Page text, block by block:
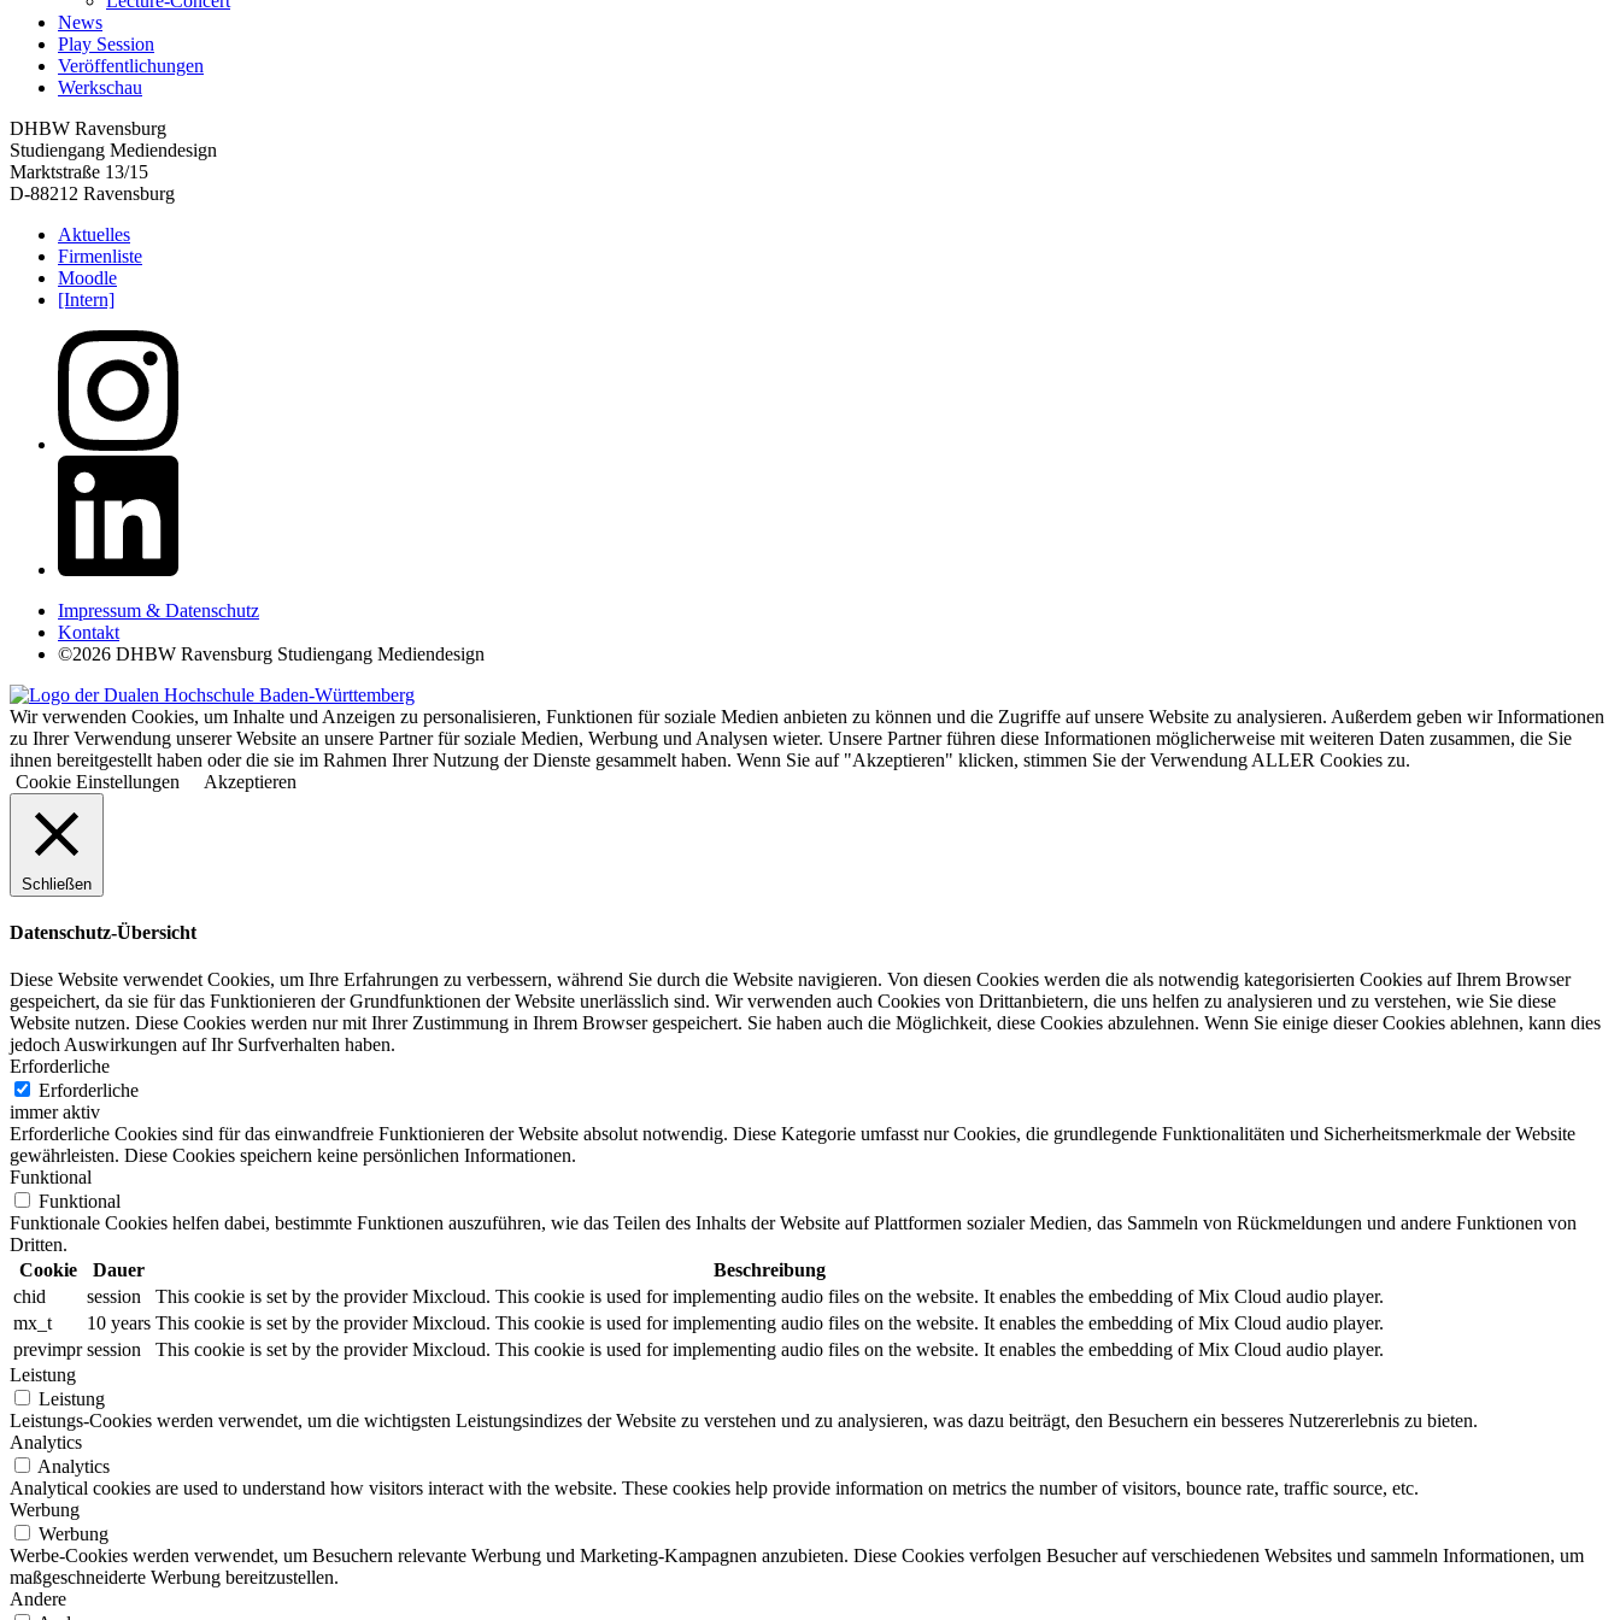
News
Play Session
Veröffentlichungen
Werkschau
DHBW Ravensburg
Studiengang Mediendesign
Marktstraße 13/15
D-88212 Ravensburg
Aktuelles
Firmenliste
Moodle
[Intern]
Impressum & Datenschutz
Kontakt
©2026 DHBW Ravensburg Studiengang Mediendesign
Wir verwenden Cookies, um Inhalte und Anzeigen zu personalisieren, Funktionen für soziale Medien anbieten zu können und die Zugriffe auf unsere Website zu analysieren. Außerdem geben wir Informationen
zu Ihrer Verwendung unserer Website an unsere Partner für soziale Medien, Werbung und Analysen wieter. Unsere Partner führen diese Informationen möglicherweise mit weiteren Daten zusammen, die Sie
ihnen bereitgestellt haben oder die sie im Rahmen Ihrer Nutzung der Dienste gesammelt haben. Wenn Sie auf "Akzeptieren" klicken, stimmen Sie der Verwendung ALLER Cookies zu.
Cookie Einstellungen
Akzeptieren
Schließen
Datenschutz-Übersicht
Diese Website verwendet Cookies, um Ihre Erfahrungen zu verbessern, während Sie durch die Website navigieren. Von diesen Cookies werden die als notwendig kategorisierten Cookies auf Ihrem Browser
gespeichert, da sie für das Funktionieren der Grundfunktionen der Website unerlässlich sind. Wir verwenden auch Cookies von Drittanbietern, die uns helfen zu analysieren und zu verstehen, wie Sie diese
Website nutzen. Diese Cookies werden nur mit Ihrer Zustimmung in Ihrem Browser gespeichert. Sie haben auch die Möglichkeit, diese Cookies abzulehnen. Wenn Sie einige dieser Cookies ablehnen, kann dies
jedoch Auswirkungen auf Ihr Surfverhalten haben.
Erforderliche
Erforderliche
immer aktiv
Erforderliche Cookies sind für das einwandfreie Funktionieren der Website absolut notwendig. Diese Kategorie umfasst nur Cookies, die grundlegende Funktionalitäten und Sicherheitsmerkmale der Website
gewährleisten. Diese Cookies speichern keine persönlichen Informationen.
Funktional
Funktional
Funktionale Cookies helfen dabei, bestimmte Funktionen auszuführen, wie das Teilen des Inhalts der Website auf Plattformen sozialer Medien, das Sammeln von Rückmeldungen und andere Funktionen von
Dritten.
Cookie
Dauer
Beschreibung
chid
session
This cookie is set by the provider Mixcloud. This cookie is used for implementing audio files on the website. It enables the embedding of Mix Cloud audio player.
mx_t
10 years This cookie is set by the provider Mixcloud. This cookie is used for implementing audio files on the website. It enables the embedding of Mix Cloud audio player.
previmpr session
This cookie is set by the provider Mixcloud. This cookie is used for implementing audio files on the website. It enables the embedding of Mix Cloud audio player.
Leistung
Leistung
Leistungs-Cookies werden verwendet, um die wichtigsten Leistungsindizes der Website zu verstehen und zu analysieren, was dazu beiträgt, den Besuchern ein besseres Nutzererlebnis zu bieten.
Analytics
Analytics
Analytical cookies are used to understand how visitors interact with the website. These cookies help provide information on metrics the number of visitors, bounce rate, traffic source, etc.
Werbung
Werbung
Werbe-Cookies werden verwendet, um Besuchern relevante Werbung und Marketing-Kampagnen anzubieten. Diese Cookies verfolgen Besucher auf verschiedenen Websites und sammeln Informationen, um
maßgeschneiderte Werbung bereitzustellen.
Andere